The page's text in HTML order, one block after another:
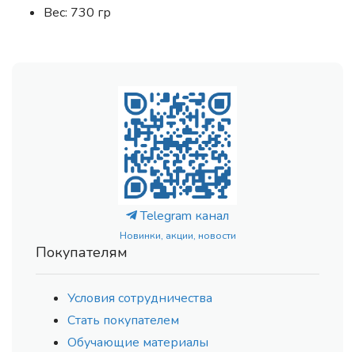
Вес: 730 гр
Telegram канал
Новинки, акции, новости
Покупателям
Условия сотрудничества
Стать покупателем
Обучающие материалы